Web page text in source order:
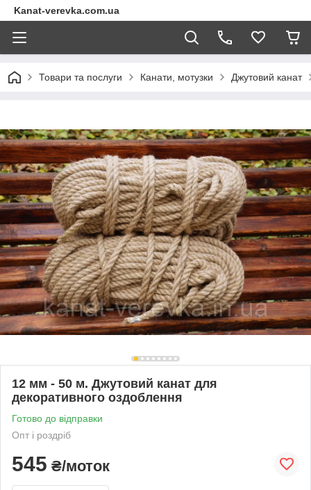
Kanat-verevka.com.ua
Товари та послуги Канати, мотузки Джутовий канат
12 мм - 50 м. Джутовий канат для
декоративного оздоблення
Готово до відправки
Опт і роздріб
545 ₴/моток